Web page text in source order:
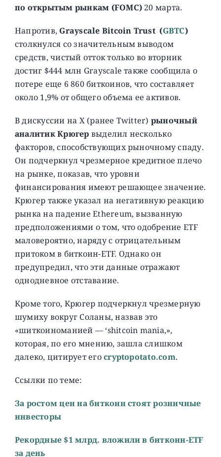
по открытым рынкам (FOMC)20 марта.
Напротив, Grayscale Bitcoin Trust (GBTC)
столкнулся со значительным выводом
средств, чистый отток только во вторник
достиг $444 млн Grayscale также сообщила о
потере еще 6 860 биткоинов, что составляет
около 1,9% от общего объема ее активов.
В дискуссии на X (ранее Twitter) рыночный
аналитик Крюгер выделил несколько
факторов, способствующих рыночному спаду.
Он подчеркнул чрезмерное кредитное плечо
на рынке, показав, что уровни
финансирования имеют решающее значение.
Крюгер также указал на негативную реакцию
рынка на падение Ethereum, вызванную
предположениями о том, что одобрение ETF
маловероятно, наряду с отрицательным
притоком в биткоин-ETF. Однако он
предупредил, что эти данные отражают
однодневное отставание.
Кроме того, Крюгер подчеркнул чрезмерную
шумиху вокруг Соланы, назвав это
«шиткоиноманией — ‘shitcoin mania,»,
которая, по его мнению, зашла слишком
далеко, цитирует егоcryptopotato.com.
Ссылки по теме:
За ростом цен на биткоин стоят розничные
инвесторы
Рекордные $1 млрд. вложили в биткоин-ETF
за день